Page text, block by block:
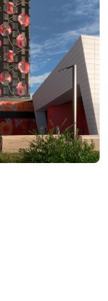
г. Ростов-на-
8 (863) 221-10-
Обсудить проект